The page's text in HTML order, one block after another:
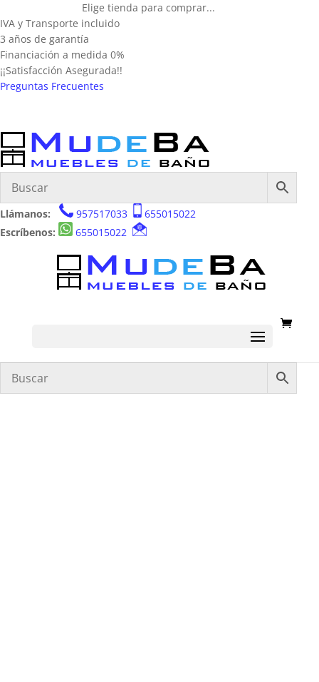
Elige tienda para comprar...
IVA y Transporte incluido
3 años de garantía
Financiación a medida 0%
¡¡Satisfacción Asegurada!!
Preguntas Frecuentes
Llámanos: 957517033
655015022
Escríbenos:
655015022